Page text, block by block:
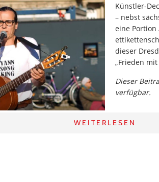
Künstler-
– nebst
eine Portion
dieser
„Frieden mit
Dieser
verfügbar.
WEITERLESEN